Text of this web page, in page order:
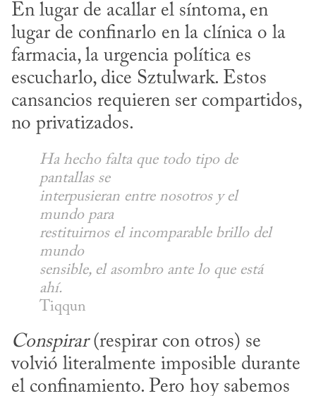
En lugar de acallar el síntoma, en
lugar de confinarlo en la clínica o la
farmacia, la urgencia política es
escucharlo, dice Sztulwark. Estos
cansancios requieren ser compartidos,
no privatizados.
Ha hecho falta que todo tipo de
pantallas se
interpusieran entre nosotros y el
mundo para
restituirnos el incomparable brillo del
mundo
sensible, el asombro ante lo que está
ahí.
Tiqqun
Conspirar (respirar con otros) se
volvió literalmente imposible durante
el confinamiento. Pero hoy sabemos